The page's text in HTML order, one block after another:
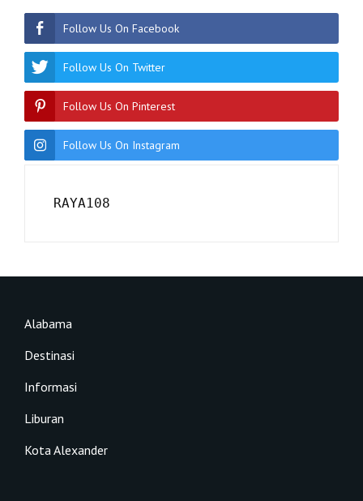
Follow Us On Facebook
Follow Us On Twitter
Follow Us On Pinterest
Follow Us On Instagram
RAYA108
Alabama
Destinasi
Informasi
Liburan
Kota Alexander